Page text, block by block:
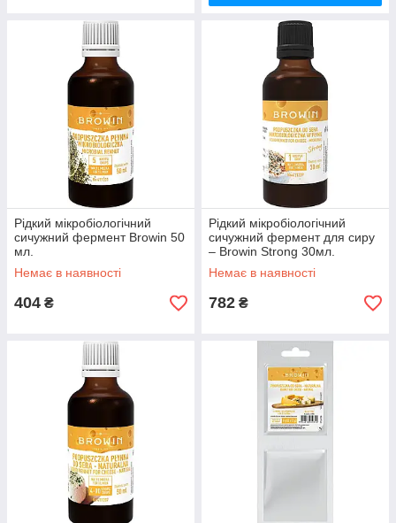
Рідкий мікробіологічний
сичужний фермент Browin 50
мл.
Немає в наявності
404 ₴
Рідкий мікробіологічний
сичужний фермент для сиру
– Browin Strong 30мл.
Немає в наявності
782 ₴